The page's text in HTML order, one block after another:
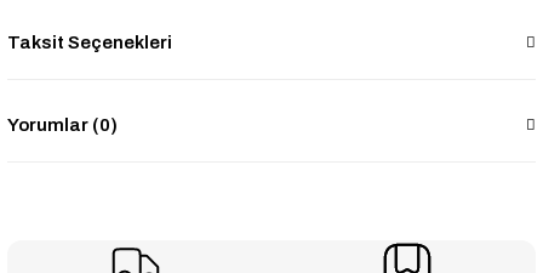
Taksit Seçenekleri
Yorumlar (0)